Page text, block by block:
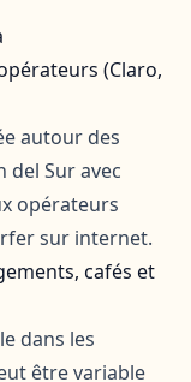
(Claro,
autour des
del Sur avec
opérateurs
sur internet.
cafés et
dans les
être variable